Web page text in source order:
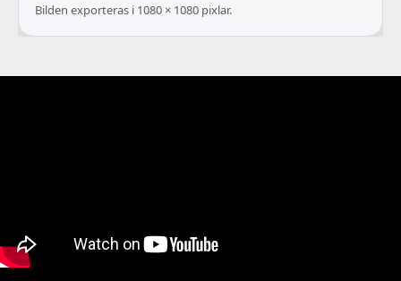
Bilden exporteras i 1080 × 1080 pixlar.